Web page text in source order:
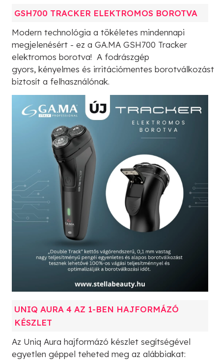
GSH700 TRACKER ELEKTROMOS BOROTVA
Modern technológia a tökéletes mindennapi
megjelenésért - ez a GA.MA GSH700 Tracker
elektromos borotva! A fodrászgép
gyors, kényelmes és irritációmentes borotválkozást
biztosít a felhasználónak.
UNIQ AURA 4 AZ 1-BEN HAJFORMÁZÓ
KÉSZLET
Az Uniq Aura hajformázó készlet segítségével
egyetlen géppel teheted meg az alábbiakat: